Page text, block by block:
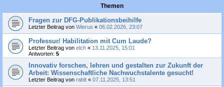
Themen
Fragen zur DFG-Publikationsbeihilfe
Letzter Beitrag von Wierus « 06.02.2026, 23:07
Professur/ Habilitation mit Cum Laude?
Letzter Beitrag von elch « 13.11.2025, 15:01
Antworten: 5
Innovativ forschen, lehren und gestalten zur Zukunft der
Arbeit: Wissenschaftliche Nachwuchstalente gesucht!
Letzter Beitrag von rablt « 07.11.2025, 13:51